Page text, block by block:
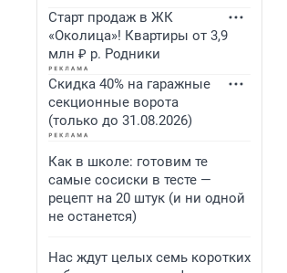
Старт продаж в ЖК
«Околица»! Квартиры от 3,9
млн ₽ р. Родники
Скидка 40% на гаражные
секционные ворота
(только до 31.08.2026)
Как в школе: готовим те
самые сосиски в тесте —
рецепт на 20 штук (и ни одной
не останется)
Нас ждут целых семь коротких